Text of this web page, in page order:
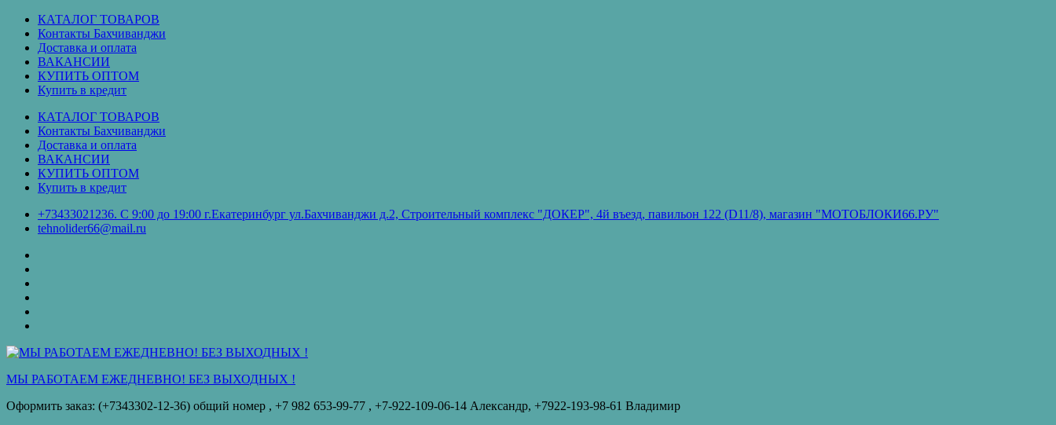
Перейти
содержимому
КАТАЛОГ ТОВАРОВ
Контакты Бахчиванджи
Доставка и оплата
ВАКАНСИИ
КУПИТЬ ОПТОМ
Купить в кредит
КАТАЛОГ ТОВАРОВ
Контакты Бахчиванджи
Доставка и оплата
ВАКАНСИИ
КУПИТЬ ОПТОМ
Купить в кредит
+73433021236. С 9:00 до 19:00 г.Екатеринбург ул.Бахчиванджи д.2, Строительный комплекс "ДОКЕР", 4й въезд, павильон 122 (D11/8), магазин "МОТОБЛОКИ66.РУ"
tehnolider66@mail.ru
кредит
МЫ РАБОТАЕМ ЕЖЕДНЕВНО! БЕЗ ВЫХОДНЫХ !
Оформить заказ: (+7343302-12-36) общий номер , ‪+7 982 653-99-77‬ , +7-922-109-06-14 Александр, +7922-193-98-61 Владимир